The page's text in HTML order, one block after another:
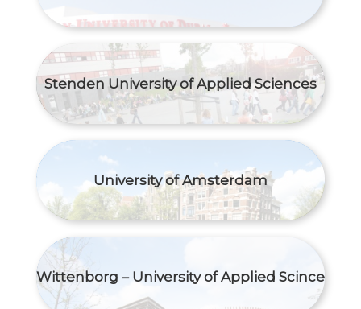
Stenden University of Applied Sciences
University of Amsterdam
Wittenborg – University of Applied Scince